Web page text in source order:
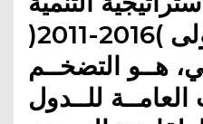
الوطنية األولى )2016-2011(
هــو التضخــم
للــدول